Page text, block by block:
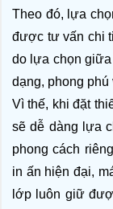
Theo đó, lựa
được tư vấn chi
do lựa chọn
dạng, phong phú
Vì thế, khi đặt
sẽ dễ dàng lựa
phong cách
in ấn hiện đại,
lớp luôn giữ